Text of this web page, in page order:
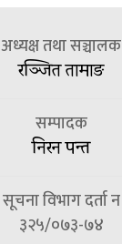
अध्यक्ष तथा सञ्चालक
रञ्जित तामाङ
सम्पादक
निरन पन्त
सूचना विभाग दर्ता न
३२५/०७३-७४